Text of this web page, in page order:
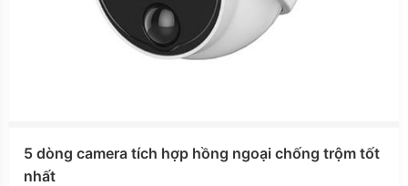
5 dòng camera tích hợp hồng ngoại chống trộm tốt
nhất